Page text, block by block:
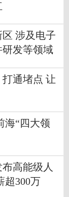
涉及电子
发等领域
通堵点 让
海“四大领
高能级人
超300万